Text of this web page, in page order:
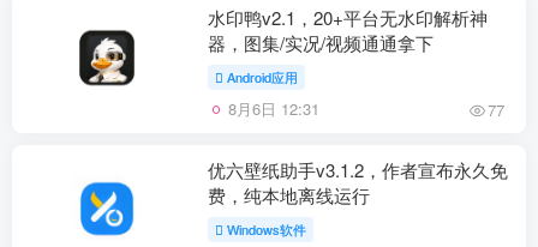
水印鸭v2.1，20+平台无水印解析神
器，图集/实况/视频通通拿下
Android应用
8月6日 12:31 77
优六壁纸助手v3.1.2，作者宣布永久免
费，纯本地离线运行
Windows软件